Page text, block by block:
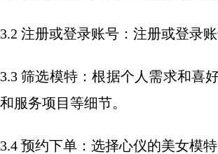
3.2 注册或登录账号：注册或登录
3.3 筛选模特：根据个人需求和喜
和服务项目等细节。
3.4 预约下单：选择心仪的美女模